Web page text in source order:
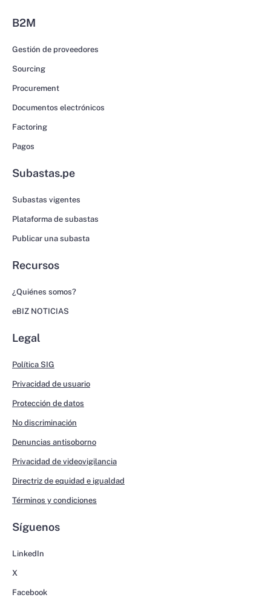
B2M
Gestión de proveedores
Sourcing
Procurement
Documentos electrónicos
Factoring
Pagos
Subastas.pe
Subastas vigentes
Plataforma de subastas
Publicar una subasta
Recursos
¿Quiénes somos?
eBIZ NOTICIAS
Legal
Política SIG
Privacidad de usuario
Protección de datos
No discriminación
Denuncias antisoborno
Privacidad de videovigilancia
Directriz de equidad e igualdad
Términos y condiciones
Síguenos
LinkedIn
X
Facebook